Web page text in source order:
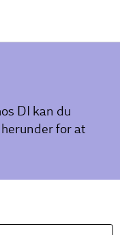
DI kan du
for at